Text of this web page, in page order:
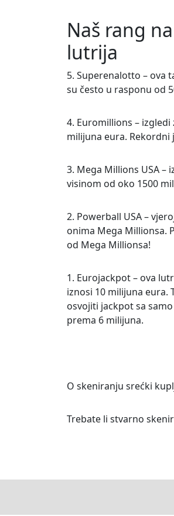
Naš rang
lutrija
5. Superenalotto – ova
su često u rasponu od
4. Euromillions –
milijuna eura. Rekordni
3. Mega Millions USA
visinom od oko 1500
2. Powerball USA –
onima Mega Millionsa.
od Mega Millionsa!
1. Eurojackpot – ova
iznosi 10 milijuna eura.
osvojiti jackpot sa
prema 6 milijuna.
O skeniranju srećki
Trebate li stvarno